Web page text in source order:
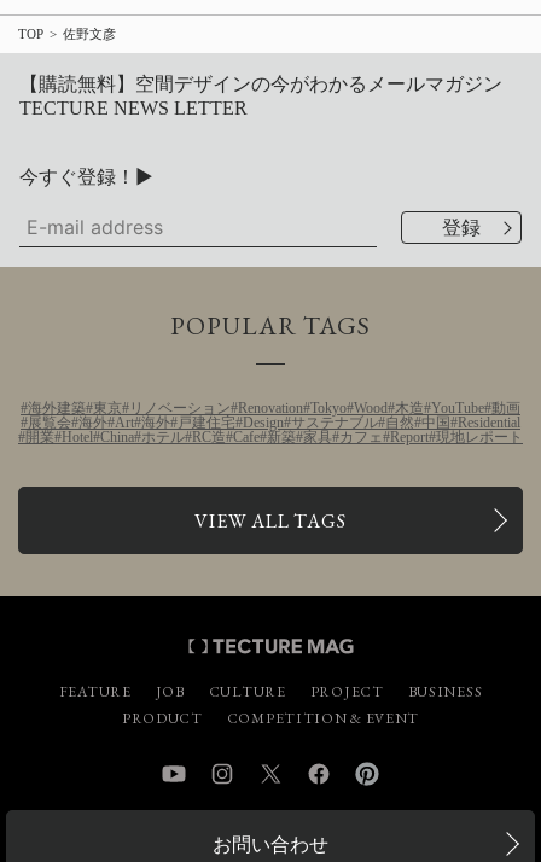
TOP 佐野文彦
【購読無料】空間デザインの今がわかるメールマガジン
TECTURE NEWS LETTER
今すぐ登録！▶
POPULAR TAGS
海外建築 東京 リノベーション Renovation Tokyo Wood 木造 YouTube 動画
展覧会 海外 Art 海外 戸建住宅 Design サステナブル 自然 中国
Residential
開業
Hotel China ホテル RC造 Cafe 新築 家具 カフェ Report 現地レポート
VIEW ALL TAGS
FEATURE JOB CULTURE PROJECT
BUSINESS
PRODUCT
COMPETITION & EVENT
YouTube InstagramTwitter Facebook
お問い合わせ